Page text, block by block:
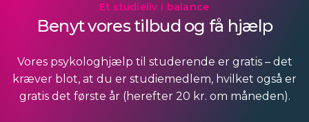
Et studieliv i balance
Benyt vores tilbud og få hjælp
Vores psykologhjælp til studerende er gratis – det
kræver blot, at du er studiemedlem, hvilket også er
gratis det første år (herefter 20 kr. om måneden).